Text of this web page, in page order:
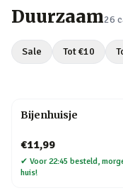
Duurzaam26
Sale Tot €10
Bijenhuisje
€11,99
✔ Voor 22:45 besteld,
huis!